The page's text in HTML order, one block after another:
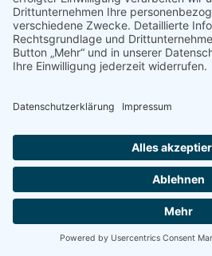
Uhrzeit des Zugriffs
IP-Adresse in anonymisierter
Feststellung des Orts des Zugriffs
anonymisiert, sodass sie nicht zu
zurückverfolgt werden kann. Cookies
WebAnalytics nicht gespeichert.
Die Speicherung und Analyse der
von Art. 6 Abs. 1 lit. f DSGVO. Der
berechtigtes Interesse an der